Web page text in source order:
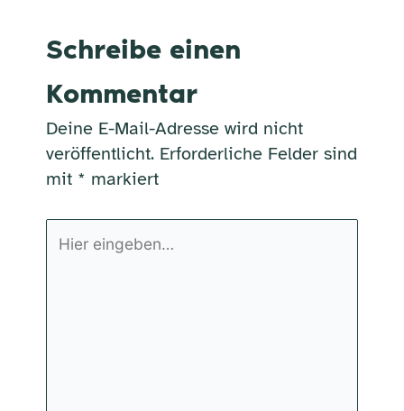
Schreibe einen
Kommentar
Deine E-Mail-Adresse wird nicht
veröffentlicht. Erforderliche Felder sind
mit * markiert
eingeben…